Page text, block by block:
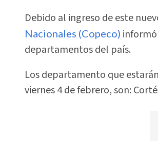
Debido al ingreso de este
Nacionales (Copeco)
departamentos del país.
Los departamento que
viernes 4 de febrero, son: